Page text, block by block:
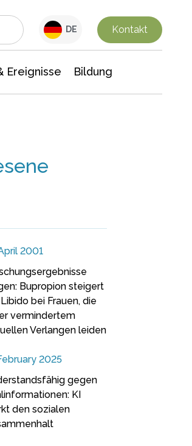
DE Kontakt
Ereignisse Bildung
2001
Bupropion steigert
bei Frauen, die
vermindertem
Verlangen leiden
2025
gegen
KI
den sozialen